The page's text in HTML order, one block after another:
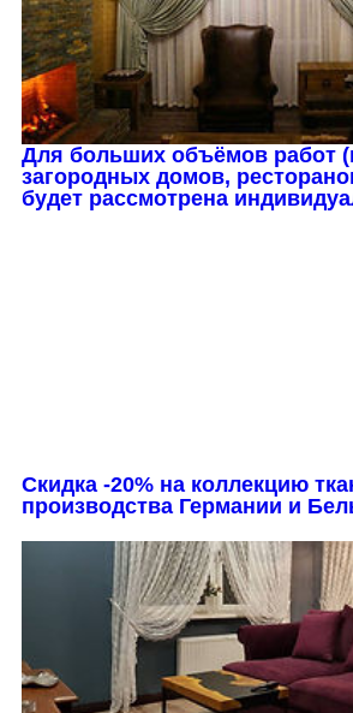
Для больших объёмов работ
загородных домов,
будет рассмотрена
Скидка -20% на коллекцию
производства Германии и